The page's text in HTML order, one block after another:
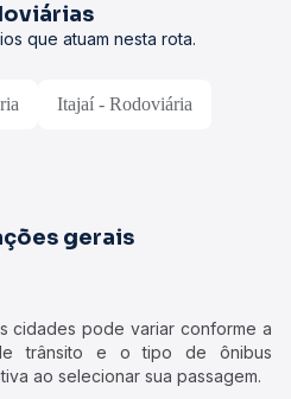
que atuam nesta rota.
Itajaí - Rodoviária
gerais
cidades pode variar conforme a
trânsito e o tipo de ônibus
ao selecionar sua passagem.